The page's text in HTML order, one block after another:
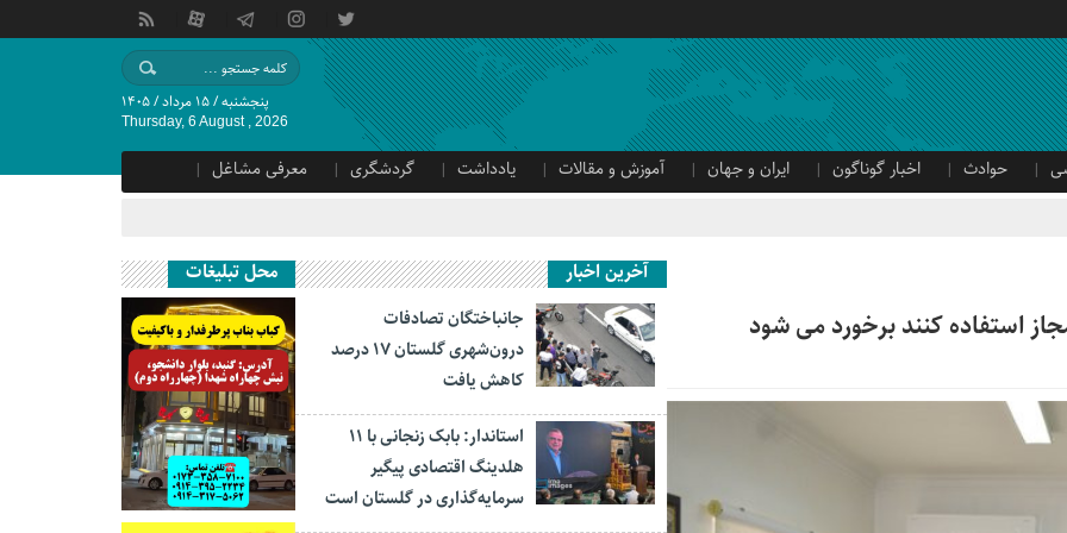
پنجشنبه / ۱۵ مرداد / ۱۴۰۵
Thursday, 6 August , 2026
حوادث اخبار گوناگون ایران و جهان آموزش و مقالات یادداشت گردشگری
معرفی مشاغل
استفاده کنند برخورد می شود
آخرین اخبار
جانباختگان تصادفات
درون‌شهری گلستان ۱۷ درصد
کاهش یافت
استاندار: بابک زنجانی با ۱۱
هلدینگ اقتصادی پیگیر
سرمایه‌گذاری در گلستان است
محل تبلیغات